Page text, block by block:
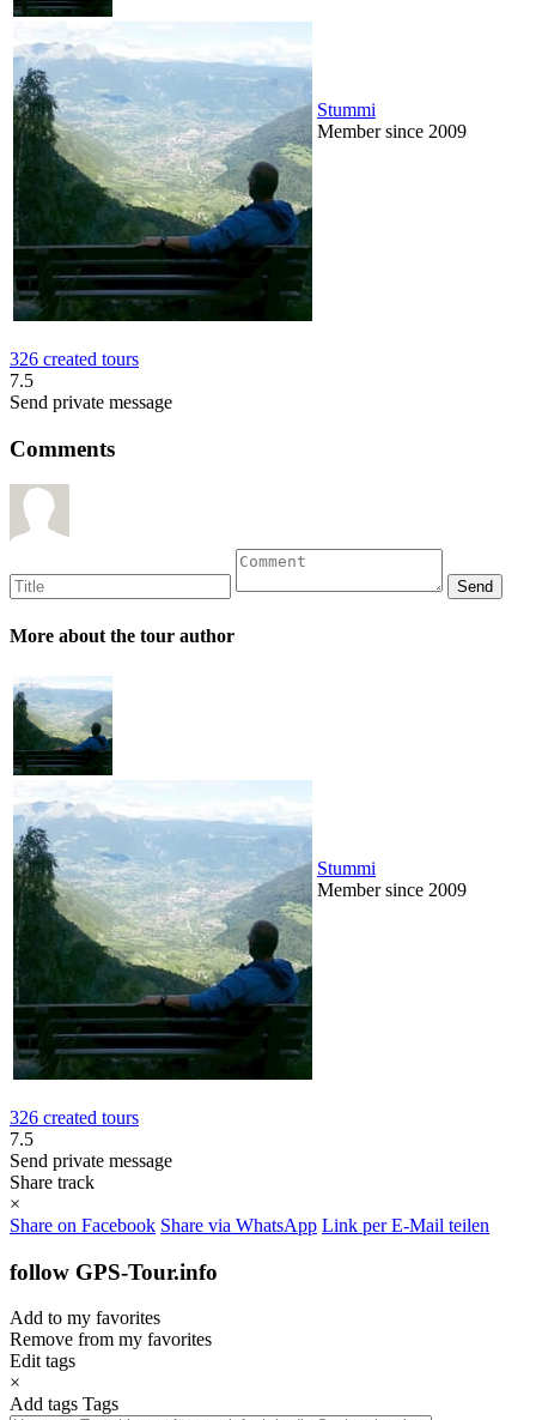
Stummi
Member since 2009
326 created tours
7.5
Send private message
Comments
More about the tour author
Stummi
Member since 2009
326 created tours
7.5
Send private message
Share track
×
Share on Facebook Share via WhatsApp Link per E-Mail teilen
follow GPS-Tour.info
Add to my favorites
Remove from my favorites
Edit tags
×
Add tags Tags